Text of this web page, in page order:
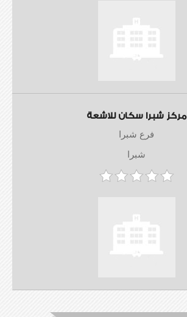
مركز شبرا سكان للاشعة
فرع شبرا
شبرا